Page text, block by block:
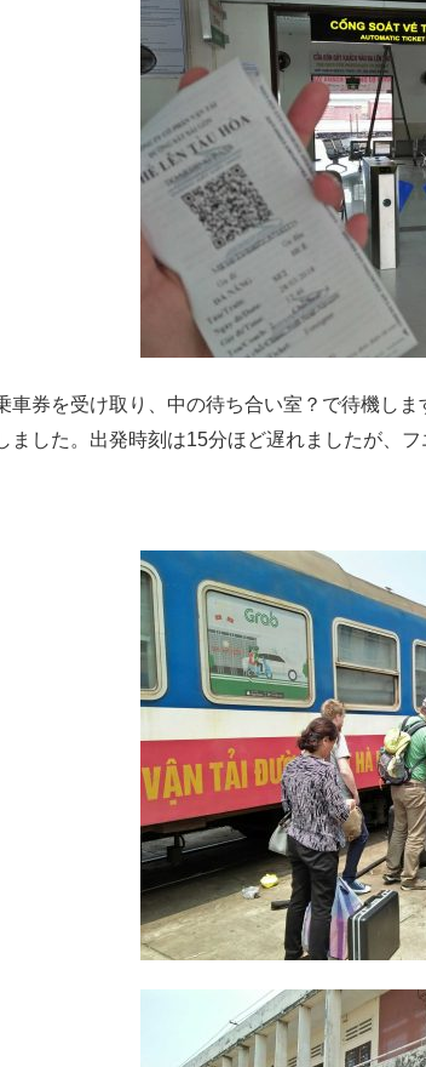
車券を受け取り、中の待ち合い室？で待機し
ました。出発時刻は15分ほど遅れましたが、